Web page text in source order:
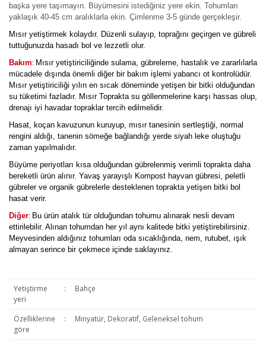
başka yere taşımayın. Büyümesini istediğiniz yere ekin. Tohumları
yaklaşık 40-45 cm aralıklarla ekin. Çimlenme 3-5 günde gerçekleşir.
Mısır yetiştirmek kolaydır. Düzenli sulayıp, toprağını geçirgen ve gübreli
tuttuğunuzda hasadı bol ve lezzetli olur.
Bakım: Mısır yetiştiriciliğinde sulama, gübreleme, hastalık ve zararlılarla
mücadele dışında önemli diğer bir bakım işlemi yabancı ot kontrolüdür.
Mısır yetiştiriciliği yılın en sıcak döneminde yetişen bir bitki olduğundan
su tüketimi fazladır. Mısır Toprakta su göllenmelerine karşı hassas olup,
drenajı iyi havadar topraklar tercih edilmelidir.
Hasat, koçan kavuzunun kuruyup, mısır tanesinin sertleştiği, normal
rengini aldığı, tanenin sömeğe bağlandığı yerde siyah leke oluştuğu
zaman yapılmalıdır.
Büyüme periyotları kısa olduğundan gübrelenmiş verimli toprakta daha
bereketli ürün alınır. Yavaş yarayışlı Kompost hayvan gübresi, peletli
gübreler ve organik gübrelerle desteklenen toprakta yetişen bitki bol
hasat verir.
Diğer: Bu ürün atalık tür olduğundan tohumu alınarak nesli devam
ettirilebilir. Alınan tohumdan her yıl aynı kalitede bitki yetiştirebilirsiniz.
Meyvesinden aldığınız tohumları oda sıcaklığında, nem, rutubet, ışık
almayan serince bir çekmece içinde saklayınız.
Yetiştirme
yeri
: Bahçe
Özelliklerine
göre
: Minyatür, Dekoratif, Geleneksel tohum